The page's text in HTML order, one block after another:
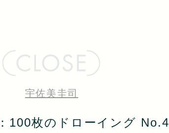
宇佐美圭司
100枚のドローイング No.4